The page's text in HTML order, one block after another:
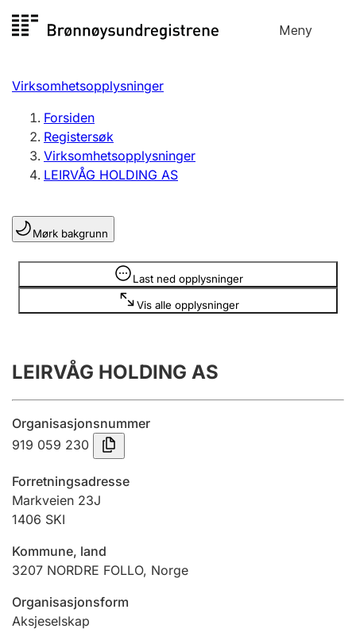
til
Meny
Registersøk
Aksjeselskap
Enkeltpersonforetak
Registrere, endre, slette
Lag og forening
Registrere, endre, slette
Årsregnskap
Innsending og forsinkelsesgebyr
Tinglysing
Jeger
Ektepaktveileder
Virksomhetsopplysninger
Forsiden
Registersøk
Virksomhetsopplysninger
LEIRVÅG HOLDING AS
Mørk bakgrunn
Last ned opplysninger
Vis alle opplysninger
Opplysninger er skjult
LEIRVÅG HOLDING AS
Organisasjonsnummer
919 059 230
Forretningsadresse
Markveien 23J
1406 SKI
Kommune, land
3207 NORDRE FOLLO, Norge
Organisasjonsform
Aksjeselskap